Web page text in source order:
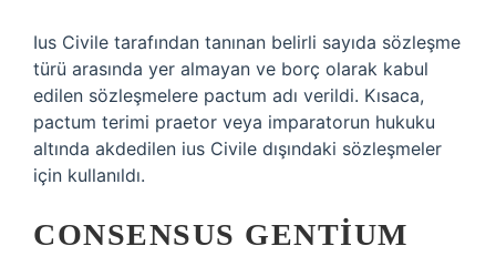
Ius Civile tarafından tanınan belirli sayıda sözleşme
türü arasında yer almayan ve borç olarak kabul
edilen sözleşmelere pactum adı verildi. Kısaca,
pactum terimi praetor veya imparatorun hukuku
altında akdedilen ius Civile dışındaki sözleşmeler
için kullanıldı.
CONSENSUS GENTIUM